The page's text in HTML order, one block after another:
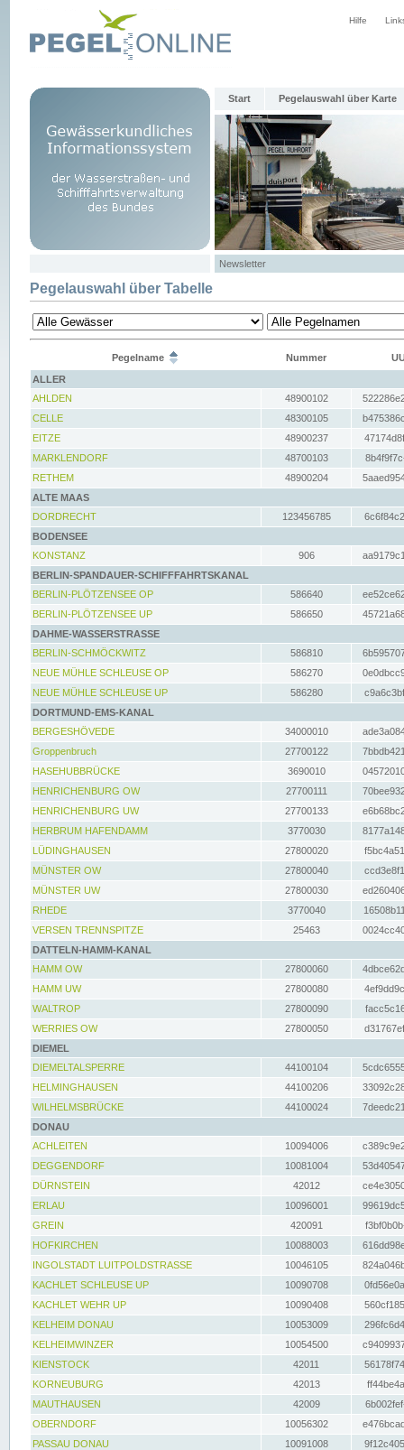
Hilfe
Start Pegelauswahl über Karte
Newsletter
Pegelauswahl über Tabelle
Pegelname Nummer
ALLER
AHLDEN
48900102
CELLE
48300105
EITZE
48900237
MARKLENDORF
48700103
RETHEM
48900204
ALTE MAAS
DORDRECHT
123456785
BODENSEE
KONSTANZ
906
BERLIN-SPANDAUER-SCHIFFFAHRTSKANAL
BERLIN-PLÖTZENSEE OP
586640
BERLIN-PLÖTZENSEE UP
586650
DAHME-WASSERSTRASSE
BERLIN-SCHMÖCKWITZ
586810
NEUE MÜHLE SCHLEUSE OP
586270
NEUE MÜHLE SCHLEUSE UP
586280
DORTMUND-EMS-KANAL
BERGESHÖVEDE
34000010
Groppenbruch
27700122
HASEHUBBRÜCKE
3690010
HENRICHENBURG OW
27700111
HENRICHENBURG UW
27700133
HERBRUM HAFENDAMM
3770030
LÜDINGHAUSEN
27800020
MÜNSTER OW
27800040
MÜNSTER UW
27800030
RHEDE
3770040
VERSEN TRENNSPITZE
25463
DATTELN-HAMM-KANAL
HAMM OW
27800060
HAMM UW
27800080
WALTROP
27800090
WERRIES OW
27800050
DIEMEL
DIEMELTALSPERRE
44100104
HELMINGHAUSEN
44100206
WILHELMSBRÜCKE
44100024
DONAU
ACHLEITEN
10094006
DEGGENDORF
10081004
DÜRNSTEIN
42012
ERLAU
10096001
GREIN
420091
HOFKIRCHEN
10088003
INGOLSTADT LUITPOLDSTRASSE
10046105
KACHLET SCHLEUSE UP
10090708
KACHLET WEHR UP
10090408
KELHEIM DONAU
10053009
KELHEIMWINZER
10054500
KIENSTOCK
42011
KORNEUBURG
42013
MAUTHAUSEN
42009
OBERNDORF
10056302
PASSAU DONAU
10091008